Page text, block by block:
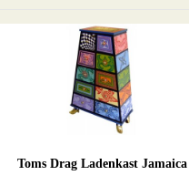
Toms Drag Ladenkast Jamaica